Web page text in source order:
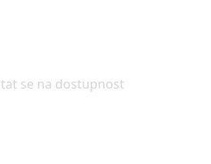
se na dostupnost